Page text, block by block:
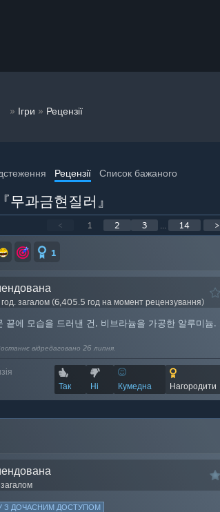
» Ігри » Рецензії
Рецензії Список бажаного
무과금현질러』
< 1 2 3 ... 14 >
1
загалом (6,405.5 год на момент рецензування)
끝에 모습을 드러낸 건, 비브라늄을 가공한 알루미늄.
відредаговано 26 липня.
Так Ні Кумедна Нагородити
З ДОЧАСНИМ ДОСТУПОМ